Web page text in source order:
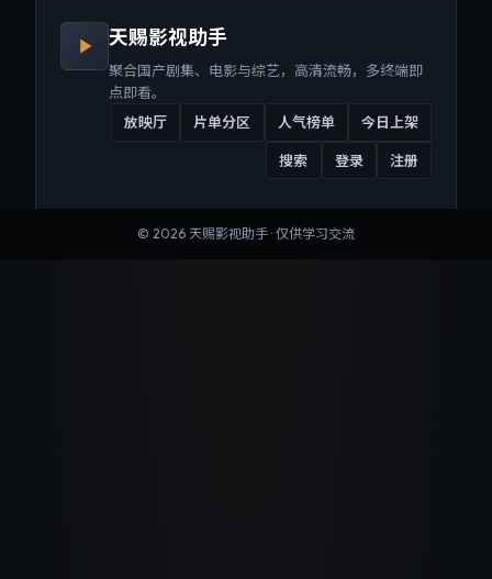
天赐影视助手
聚合国产剧集、电影与综艺，高清流畅，多终端即
点即看。
放映厅
片单分区 人气榜单 今日上架
搜索 登录 注册
© 2026 天赐影视助手 · 仅供学习交流